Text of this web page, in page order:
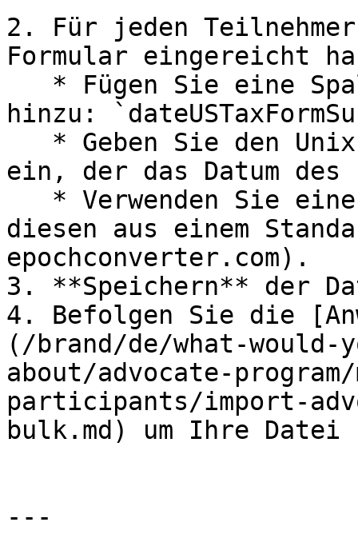
2. Für jeden
Formular eingereicht
hinzu:
ein, der das Datum
diesen aus einem
epochconverter.com).
3. **Speichern** der
4. Befolgen Sie die
(/brand/de/what-
about/advocate-program/
participants/import-
bulk.md) um Ihre Datei
---